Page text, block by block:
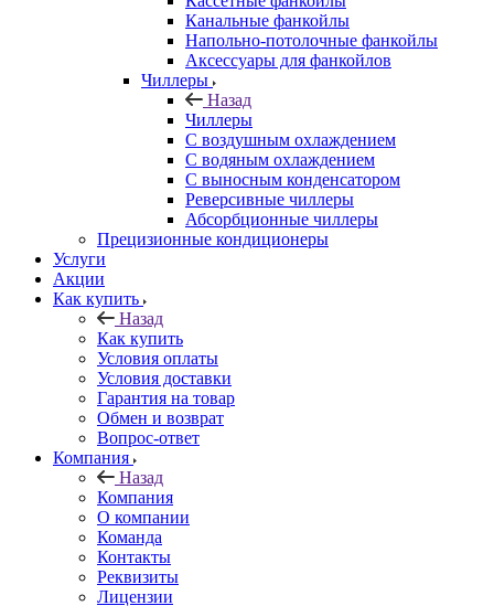
Канальные фанкойлы
Напольно-потолочные фанкойлы
Аксессуары для фанкойлов
Чиллеры
Назад
Чиллеры
С воздушным охлаждением
С водяным охлаждением
С выносным конденсатором
Реверсивные чиллеры
Абсорбционные чиллеры
Прецизионные кондиционеры
Услуги
Акции
Как купить
Назад
Как купить
Условия оплаты
Условия доставки
Гарантия на товар
Обмен и возврат
Вопрос-ответ
Компания
Назад
Компания
О компании
Команда
Контакты
Реквизиты
Лицензии